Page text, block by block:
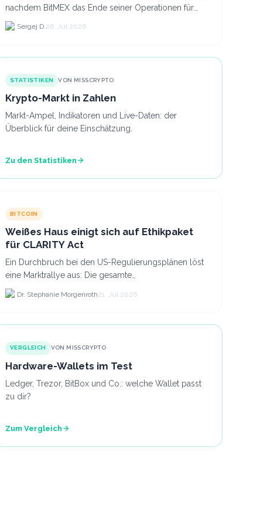
nachdem BitMEX das Ende seiner Operationen für
September 2026 bekannt gegeben hat, zieht nun die
nächste gr...
Sergej D.26. Jul 2026
STATISTIKEN VON MISSCRYPTO
Krypto-Markt in Zahlen
Markt-Ampel, Indikatoren und Live-Daten: der
Überblick für deine Einschätzung.
Zu den Statistiken
BITCOIN
Weißes Haus einigt sich auf Ethikpaket
für CLARITY Act
Ein Durchbruch bei den US-Regulierungsplänen löst
eine Marktrallye aus: Die gesamte
Kryptokapitalisierung stieg am 21.
Dr. Stephanie Morgenroth21. Jul 2026
VERGLEICH VON MISSCRYPTO
Hardware-Wallets im Test
Ledger, Trezor, BitBox und Co.: welche Wallet passt
zu dir?
Zum Vergleich